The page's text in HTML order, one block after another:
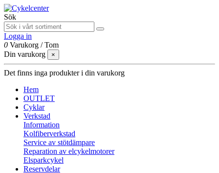
Sök
Logga in
0 Varukorg /Tom
Din varukorg
×
Det finns inga produkter i din varukorg
Hem
OUTLET
Cyklar
Verkstad
Information
Kolfiberverkstad
Service av stötdämpare
Reparation av elcykelmotorer
Elsparkcykel
Reservdelar